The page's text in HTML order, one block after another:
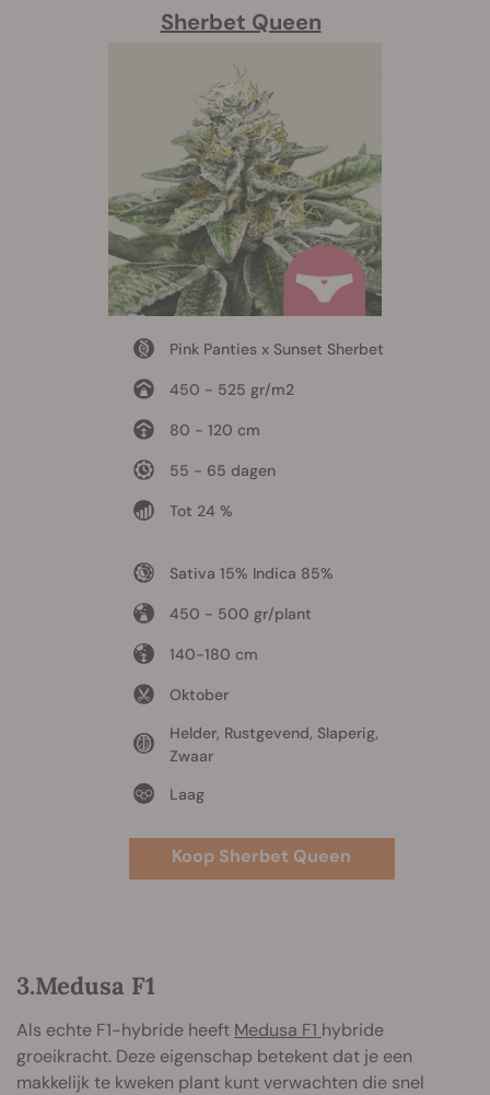
Sherbet Queen
Pink Panties x Sunset Sherbet
450 - 525 gr/m2
80 - 120 cm
55 - 65 dagen
Tot 24 %
Sativa 15% Indica 85%
450 - 500 gr/plant
140-180 cm
Oktober
Helder, Rustgevend, Slaperig,
Zwaar
Laag
Koop Sherbet Queen
3.Medusa F1
Als echte F1-hybride heeft Medusa F1 hybride
groeikracht. Deze eigenschap betekent dat je een
makkelijk te kweken plant kunt verwachten die snel